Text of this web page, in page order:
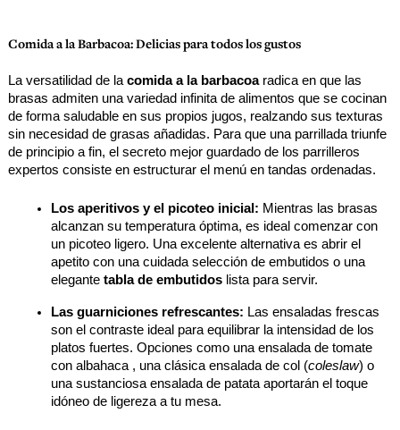
Comida a la Barbacoa: Delicias para todos los gustos
La versatilidad de la comida a la barbacoa radica en que las
brasas admiten una variedad infinita de alimentos que se cocinan
de forma saludable en sus propios jugos, realzando sus texturas
sin necesidad de grasas añadidas. Para que una parrillada triunfe
de principio a fin, el secreto mejor guardado de los parrilleros
expertos consiste en estructurar el menú en tandas ordenadas.
Los aperitivos y el picoteo inicial: Mientras las brasas
alcanzan su temperatura óptima, es ideal comenzar con
un picoteo ligero. Una excelente alternativa es abrir el
apetito con una cuidada selección de embutidos o una
elegante tabla de embutidos lista para servir.
Las guarniciones refrescantes: Las ensaladas frescas
son el contraste ideal para equilibrar la intensidad de los
platos fuertes. Opciones como una ensalada de tomate
con albahaca , una clásica ensalada de col (coleslaw) o
una sustanciosa ensalada de patata aportarán el toque
idóneo de ligereza a tu mesa.